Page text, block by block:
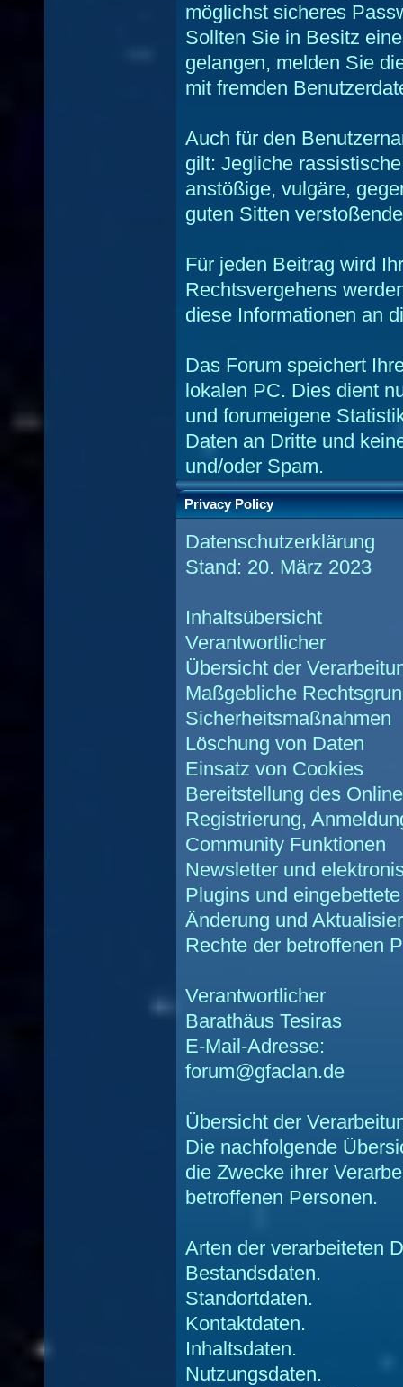
möglichst sicheres
Sollten Sie in Besitz
gelangen, melden Sie
mit fremden
Auch für den
gilt: Jegliche
anstößige, vulgäre,
guten Sitten
Für jeden Beitrag wird
Rechtsvergehens
diese Informationen an
Das Forum speichert
lokalen PC. Dies dient
und forumeigene
Daten an Dritte und
und/oder Spam.
Privacy Policy
Datenschutzerklärung
Stand: 20. März 2023
Inhaltsübersicht
Verantwortlicher
Übersicht der
Maßgebliche
Sicherheitsmaßnahmen
Löschung von Daten
Einsatz von Cookies
Bereitstellung des
Registrierung,
Community Funktionen
Newsletter und
Plugins und
Änderung und
Rechte der betroffenen
Verantwortlicher
Barathäus Tesiras
E-Mail-Adresse:
forum@gfaclan.de
Übersicht der
Die nachfolgende
die Zwecke ihrer
betroffenen Personen.
Arten der verarbeiteten
Bestandsdaten.
Standortdaten.
Kontaktdaten.
Inhaltsdaten.
Nutzungsdaten.